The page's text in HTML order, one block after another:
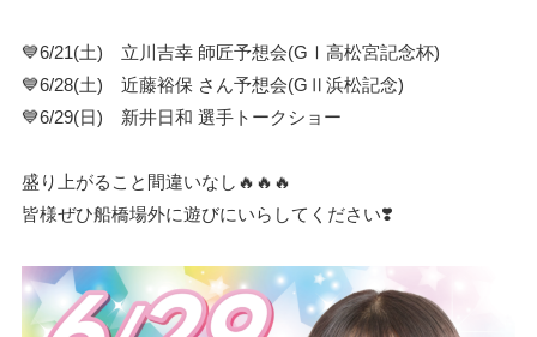
💙6/21(土) 立川吉幸 師匠予想会(GⅠ高松宮記念杯)
💙6/28(土) 近藤裕保 さん予想会(GⅡ浜松記念)
💙6/29(日) 新井日和 選手トークショー
盛り上がること間違いなし🔥🔥🔥
皆様ぜひ船橋場外に遊びにいらしてください❣️